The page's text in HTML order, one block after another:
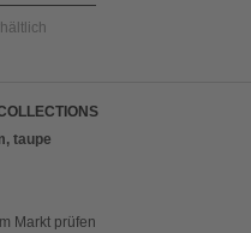
taupe
Markt prüfen